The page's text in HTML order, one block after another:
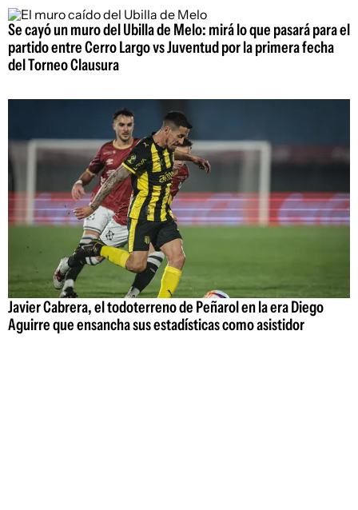
Se cayó un muro del Ubilla de Melo: mirá lo que pasará para el
partido entre Cerro Largo vs Juventud por la primera fecha
del Torneo Clausura
Javier Cabrera, el todoterreno de Peñarol en la era Diego
Aguirre que ensancha sus estadísticas como asistidor